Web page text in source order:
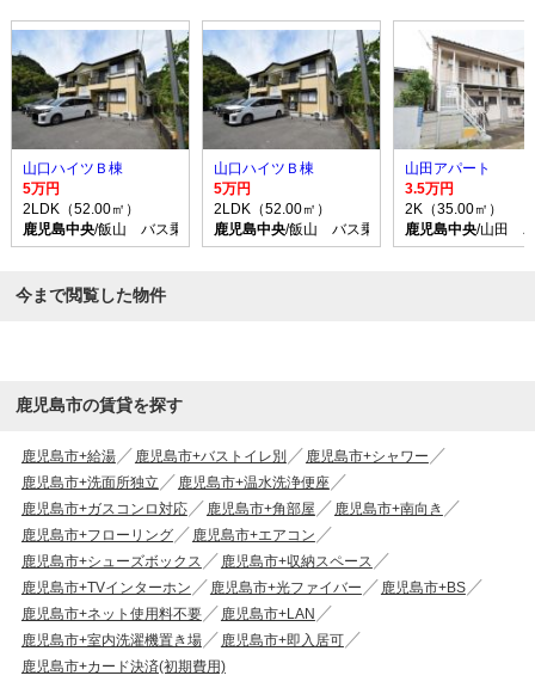
山口ハイツＢ棟
5万円
2LDK（52.00㎡）
鹿児島中央/飯山 バス乗車時間20分 停歩2分
山口ハイツＢ棟
5万円
2LDK（52.00㎡）
鹿児島中央/飯山 バス乗車時間20分 停歩2分
山田アパート
3.5万円
2K（35.00㎡）
鹿児島中央/山田
今まで閲覧した物件
鹿児島市の賃貸を探す
鹿児島市+給湯 鹿児島市+バストイレ別
鹿児島市+シャワー
鹿児島市+洗面所独立
鹿児島市+温水洗浄便座
鹿児島市+ガスコンロ対応
鹿児島市+角部屋
鹿児島市+南向き
鹿児島市+フローリング
鹿児島市+エアコン
鹿児島市+シューズボックス
鹿児島市+収納スペース
鹿児島市+TVインターホン
鹿児島市+光ファイバー
鹿児島市+BS
鹿児島市+ネット使用料不要
鹿児島市+LAN
鹿児島市+室内洗濯機置き場
鹿児島市+即入居可
鹿児島市+カード決済(初期費用)